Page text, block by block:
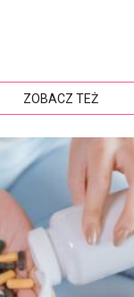
ZOBACZ TEŻ